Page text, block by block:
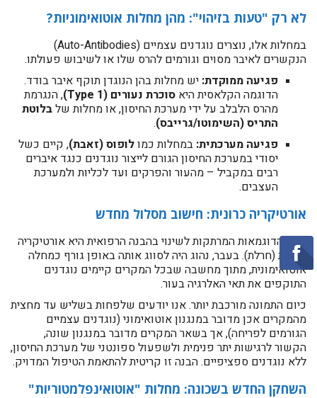
לא רק "טעות בזיהוי": מהן מחלות אוטואימוניות?
במחלות אלו, נוצרים נוגדנים עצמיים (Auto-Antibodies)
הנקשרים לאיבר מסוים וגורמים להרס שלו או לשיבוש פעולתו.
פגיעה ממוקדת: יש מחלות בהן הנוגדן תוקף איבר בודד.
הדוגמה הקלאסית היא סוכרת נעורים (Type 1)
, הנגרמת
מהרס הלבלב על ידי מערכת החיסון, או מחלות שלבלוטת
התריס (השימוטו/גרייבס).
פגיעה מערכתית: במחלות כמולופוס (זאבת), קיים כשל
יסודי במערכת החיסון הגורם לייצור נוגדנים כנגד איברים
רבים במקביל – מהעור והפרקים ועד לכליות ולמערכת
העצבים.
אורטיקריה כרונית: חישוב מסלול מחדש
אחת הדוגמאות המרתקות לשינוי בהבנה הרפואית היא אורטיקריה
כרונית (חרלת). בעבר, נהוג היה לסווג אותה באופן גורף כמחלה
אוטואימונית, מתוך מחשבה שבכל המקרים קיימים נוגדנים
התוקפים את תאי האלרגיה בעור.
כיום התמונה מורכבת יותר. אנו יודעים שלפחות בשליש עד מחצית
מהמקרים אכן מדובר במנגנון אוטואימוני (נוגדנים עצמיים
הגורמים לפריחה), אך בשאר המקרים מדובר במנגנון שונה,
הקשור לרגישות יתר פנימית ולשפעול ספונטני של מערכת החיסון,
ללא נוגדנים ספציפיים. הבנה זו קריטית להתאמת הטיפול המדויק.
השחקן החדש בשכונה: מחלות "אוטואינפלמטוריות"